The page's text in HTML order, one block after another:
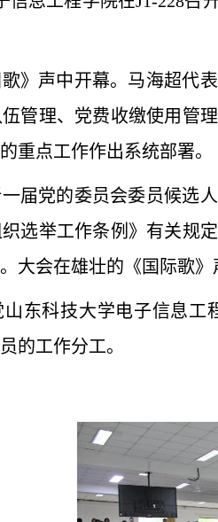
》声中开幕。马海超代
管理、党费收缴使用管
重点工作作出系统部署。
届党的委员会委员候选
选举工作条例》有关规
大会在雄壮的《国际歌》
东科技大学电子信息
的工作分工。